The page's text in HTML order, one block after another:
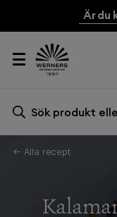
Är du
Sök
← Alla recept